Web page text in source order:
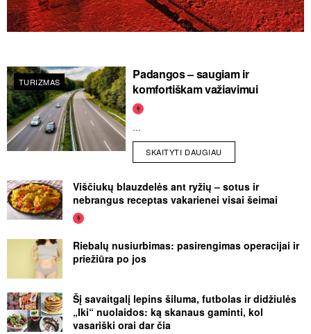
TURIZMAS
Padangos – saugiam ir
komfortiškam važiavimui
...
SKAITYTI DAUGIAU
Viščiukų blauzdelės ant ryžių – sotus ir
nebrangus receptas vakarienei visai šeimai
Riebalų nusiurbimas: pasirengimas operacijai ir
priežiūra po jos
Šį savaitgalį lepins šiluma, futbolas ir didžiulės
„Iki“ nuolaidos: ką skanaus gaminti, kol
vasariški orai dar čia